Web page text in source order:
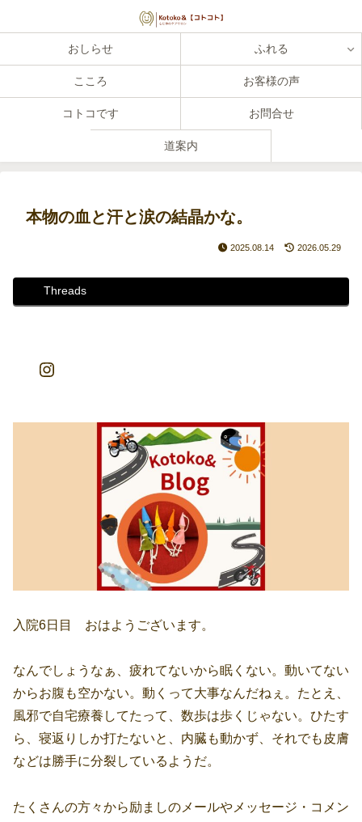
おしらせ ふれる
こころ お客様の声
コトコです お問合せ
道案内
本物の血と汗と涙の結晶かな。
2025.08.14 2026.05.29
Threads
入院6日目 おはようございます。
なんでしょうなぁ、疲れてないから眠くない。動いてない
からお腹も空かない。動くって大事なんだねぇ。たとえ、
風邪で自宅療養してたって、数歩は歩くじゃない。ひたす
ら、寝返りしか打たないと、内臓も動かず、それでも皮膚
などは勝手に分裂しているようだ。
たくさんの方々から励ましのメールやメッセージ・コメン